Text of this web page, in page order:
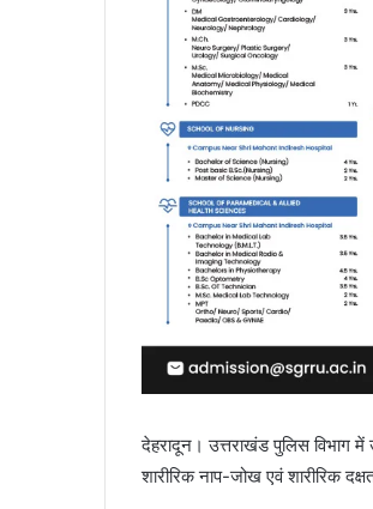
देहरादून। उत्तराखंड पुलिस विभाग में
शारीरिक नाप-जोख एवं शारीरिक